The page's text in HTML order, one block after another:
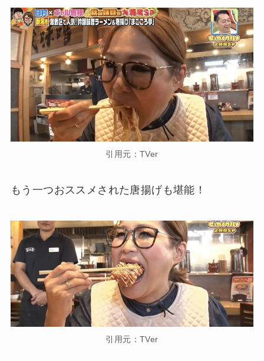
引用元：TVer
もう一つおススメされた唐揚げも堪能！
引用元：TVer